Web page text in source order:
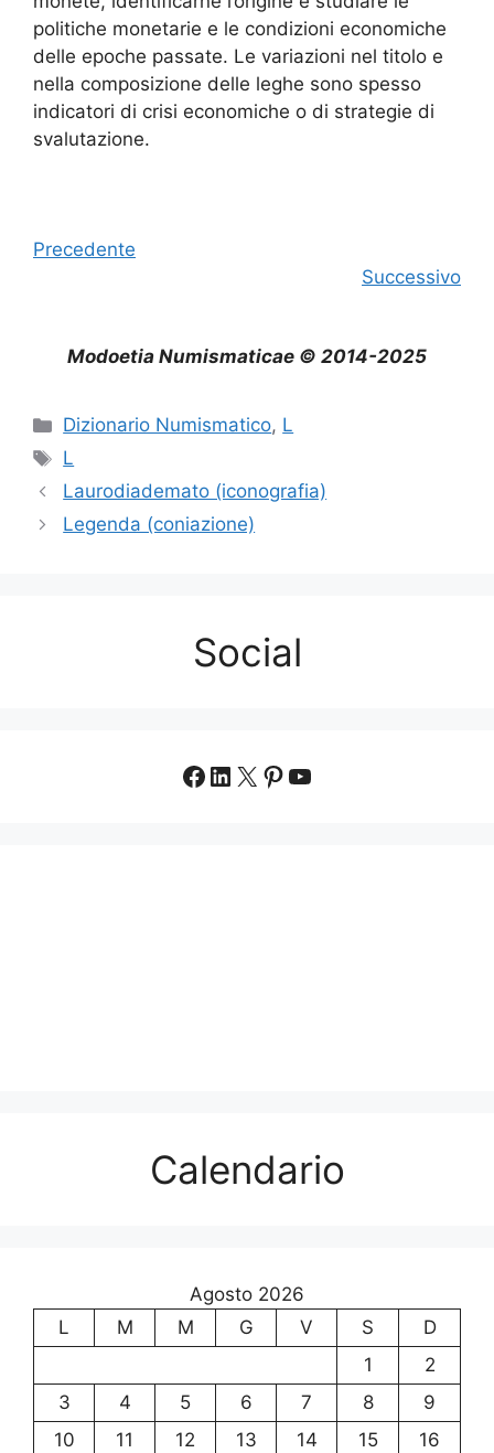
politiche monetarie e le condizioni economiche
delle epoche passate. Le variazioni nel titolo e
nella composizione delle leghe sono spesso
indicatori di crisi economiche o di strategie di
svalutazione.
Precedente
Successivo
Modoetia Numismaticae © 2014-2025
Categorie
Dizionario Numismatico, L
Tag
L
Laurodiademato (iconografia)
Legenda (coniazione)
Social
Facebook
LinkedIn
X Pinterest
YouTube
Calendario
Agosto 2026
L
M M G V S
D
1
2
3
4 5 6 7 8
9
10
11 12 13 14 15
16